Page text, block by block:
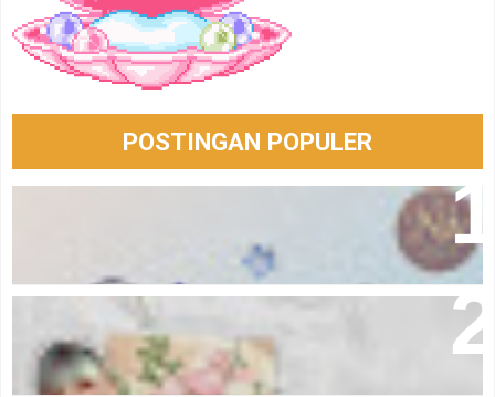
POSTINGAN POPULER
I Believe In Me